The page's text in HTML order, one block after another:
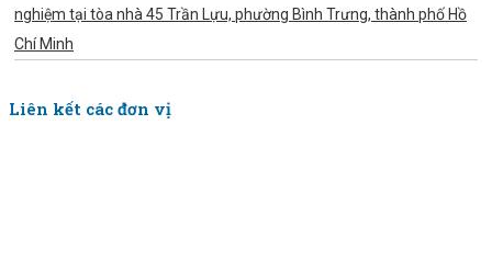
nghiệm tại tòa nhà 45 Trần Lựu, phường Bình Trưng, thành phố Hồ
Chí Minh
Liên kết các đơn vị